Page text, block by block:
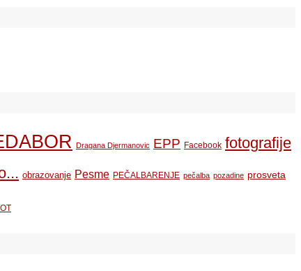
Dragana Djermanovic EPP Facebook fotografije
obrazovanje Pesme PEČALBARENJE pečalba pozadine prosveta